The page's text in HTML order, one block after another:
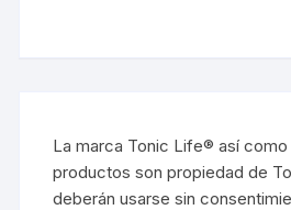
La marca Tonic Life® así
productos son propiedad de
deberán usarse sin